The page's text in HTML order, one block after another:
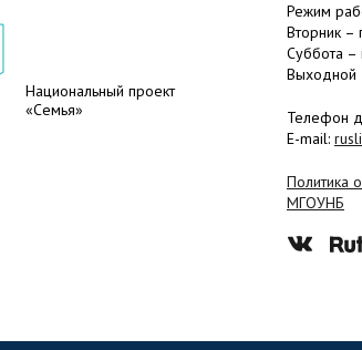
Национальный проект
«Семья»
Режим
Вторник –
Суббота –
Выходной
Телефон
E-mail:
Политика
МГОУНБ